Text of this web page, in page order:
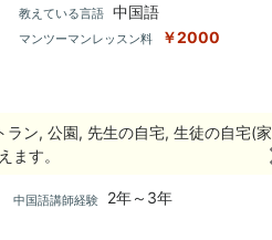
教えている言語 中国語
マンツーマンレッスン料 ￥2000
ラン, 公園, 先生の自宅, 生徒の自宅(家
ます。
中国語講師経験
2年～3年